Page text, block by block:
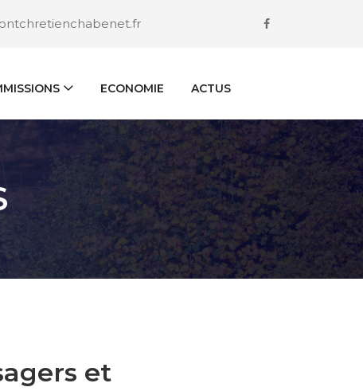
ECONOMIE ACTUS
et